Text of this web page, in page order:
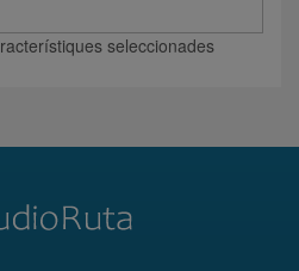
seleccionades